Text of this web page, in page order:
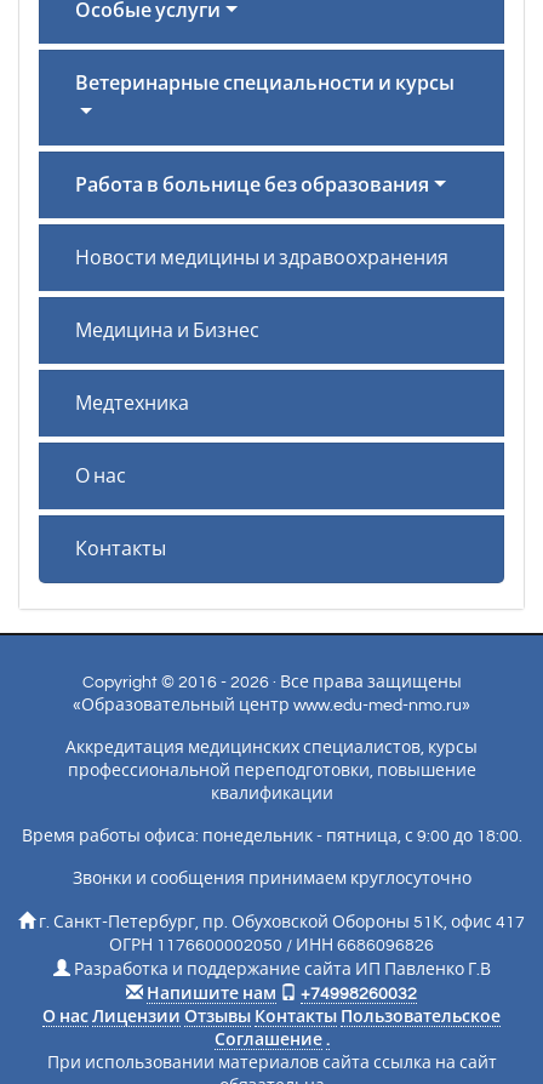
Особые услуги
Ветеринарные специальности и курсы
Работа в больнице без образования
Новости медицины и здравоохранения
Медицина и Бизнес
Медтехника
О нас
Контакты
Copyright © 2016 - 2026 · Все права защищены
«Образовательный центр www.edu-med-nmo.ru»
Аккредитация медицинских специалистов, курсы
профессиональной переподготовки, повышение
квалификации
Время работы офиса: понедельник - пятница, с 9:00 до 18:00.
Звонки и сообщения принимаем круглосуточно
г. Санкт-Петербург, пр. Обуховской Обороны 51К, офис 417
ОГРН 1176600002050 / ИНН 6686096826
Разработка и поддержание сайта ИП Павленко Г.В
Напишите нам
+74998260032
О нас Лицензии Отзывы Контакты Пользовательское
Соглашение .
При использовании материалов сайта ссылка на сайт